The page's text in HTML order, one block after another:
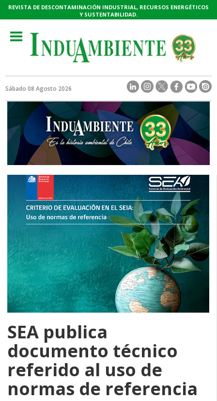
REVISTA DE DESCONTAMINACIÓN INDUSTRIAL, RECURSOS ENERGÉTICOS
Y SUSTENTABILIDAD.
Toggle
navigation
Sábado 08 Agosto 2026
SEA publica
documento técnico
referido al uso de
normas de referencia